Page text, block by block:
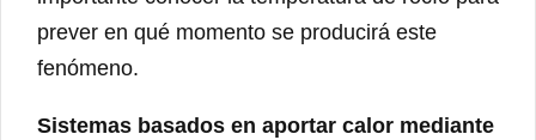
prever en qué momento se producirá este
fenómeno.
Sistemas basados en aportar calor mediante